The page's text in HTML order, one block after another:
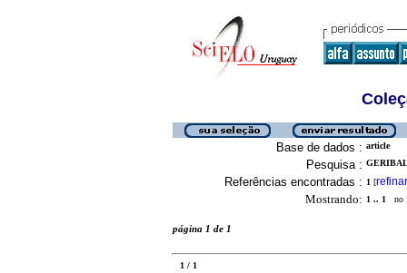
Base de dados : article
Pesquisa :
Referências encontradas : 1 [refinar
Mostrando: 1 .. 1 no
página 1 de 1
1 / 1